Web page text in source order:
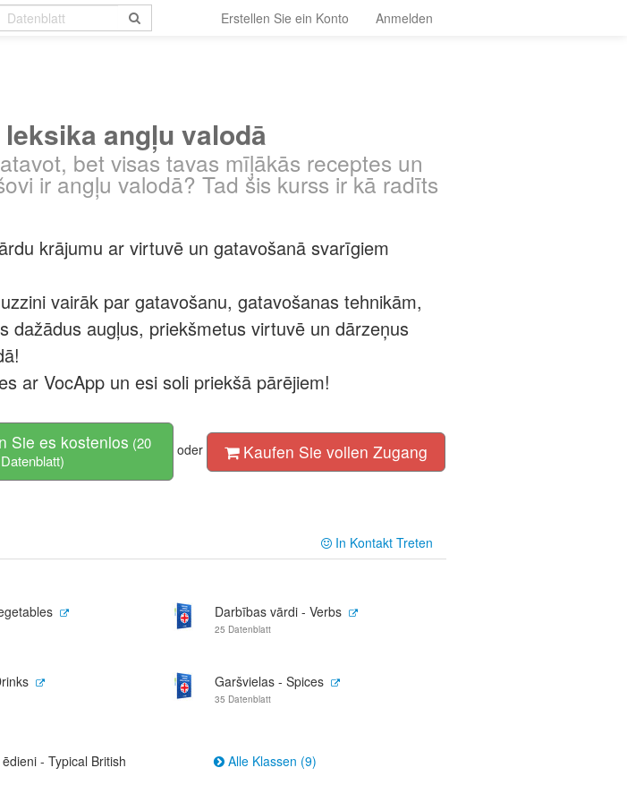
Erstellen Sie ein Konto Anmelden
angļu valodā
bet visas tavas mīļākās receptes un
ir angļu valodā? Tad šis kurss ir kā radīts
krājumu ar virtuvē un gatavošanā svarīgiem
vairāk par gatavošanu, gatavošanas tehnikām,
dažādus augļus, priekšmetus virtuvē un dārzeņus
ar VocApp un esi soli priekšā pārējiem!
Sie es kostenlos (20
Datenblatt)
oder Kaufen Sie vollen Zugang
In Kontakt Treten
Darbības vārdi - Verbs
25 Datenblatt
Garšvielas - Spices
35 Datenblatt
- Typical British
Alle Klassen (9)